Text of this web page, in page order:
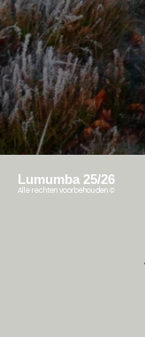
Lumumba 25/26
Alle rechten voorbehouden ©